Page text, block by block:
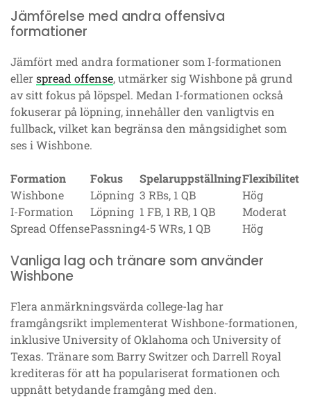
Jämförelse med andra offensiva
formationer
Jämfört med andra formationer som I-formationen
ellerspread offense, utmärker sig Wishbone på grund
av sitt fokus på löpspel. Medan I-formationen också
fokuserar på löpning, innehåller den vanligtvis en
fullback, vilket kan begränsa den mångsidighet som
ses i Wishbone.
Formation Fokus SpelaruppställningFlexibilitet
Wishbone
Löpning 3 RBs, 1 QB
Hög
I-Formation
Löpning 1 FB, 1 RB, 1 QB
Moderat
Spread OffensePassning4-5 WRs, 1 QB Hög
Vanliga lag och tränare som använder
Wishbone
Flera anmärkningsvärda college-lag har
framgångsrikt implementerat Wishbone-formationen,
inklusive University of Oklahoma och University of
Texas. Tränare som Barry Switzer och Darrell Royal
krediteras för att ha populariserat formationen och
uppnått betydande framgång med den.